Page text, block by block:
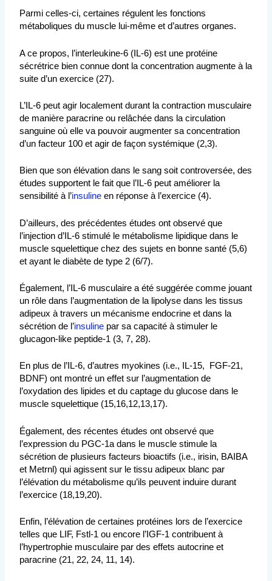
Parmi celles-ci, certaines régulent les fonctions
métaboliques du muscle lui-même et d’autres organes.
A ce propos, l’interleukine-6 (IL-6) est une protéine
sécrétrice bien connue dont la concentration augmente à la
suite d’un exercice (27).
L’IL-6 peut agir localement durant la contraction musculaire
de manière paracrine ou relâchée dans la circulation
sanguine où elle va pouvoir augmenter sa concentration
d’un facteur 100 et agir de façon systémique (2,3).
Bien que son élévation dans le sang soit controversée, des
études supportent le fait que l’IL-6 peut améliorer la
sensibilité à l’insuline en réponse à l’exercice (4).
D’ailleurs, des précédentes études ont observé que
l’injection d’IL-6 stimulé le métabolisme lipidique dans le
muscle squelettique chez des sujets en bonne santé (5,6)
et ayant le diabète de type 2 (6/7).
Également, l’IL-6 musculaire a été suggérée comme jouant
un rôle dans l’augmentation de la lipolyse dans les tissus
adipeux à travers un mécanisme endocrine et dans la
sécrétion de l’insuline par sa capacité à stimuler le
glucagon-like peptide-1 (3, 7, 28).
En plus de l’IL-6, d’autres myokines (i.e., IL-15, FGF-21,
BDNF) ont montré un effet sur l’augmentation de
l’oxydation des lipides et du captage du glucose dans le
muscle squelettique (15,16,12,13,17).
Également, des récentes études ont observé que
l’expression du PGC-1a dans le muscle stimule la
sécrétion de plusieurs facteurs bioactifs (i.e., irisin, BAIBA
et Metrnl) qui agissent sur le tissu adipeux blanc par
l’élévation du métabolisme qu’ils peuvent induire durant
l’exercice (18,19,20).
Enfin, l’élévation de certaines protéines lors de l’exercice
telles que LIF, Fstl-1 ou encore l’IGF-1 contribuent à
l’hypertrophie musculaire par des effets autocrine et
paracrine (21, 22, 24, 11, 14).